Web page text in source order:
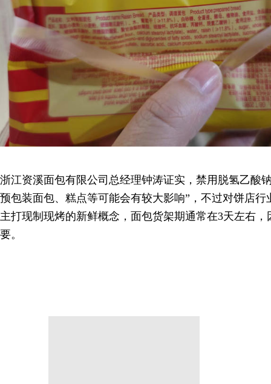
浙江资溪面包有限公司总经理钟涛证实，禁用脱氢乙酸
预包装面包、糕点等可能会有较大影响”，不过对饼店
主打现制现烤的新鲜概念，面包货架期通常在3天左右
要。